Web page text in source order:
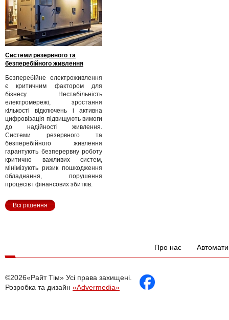
Системи резервного та
безперебійного живлення
Безперебійне електроживлення
є критичним фактором для
бізнесу. Нестабільність
електромережі, зростання
кількості відключень і активна
цифровізація підвищують вимоги
до надійності живлення.
Системи резервного та
безперебійного живлення
гарантують безперервну роботу
критично важливих систем,
мінімізують ризик пошкодження
обладнання, порушення
процесів і фінансових збитків.
Всі рішення
Про нас
©2026«Райт Тім» Усі права захищені.
Розробка та дизайн «Advermedia»